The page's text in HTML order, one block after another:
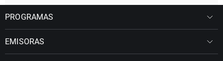
PROGRAMAS
EMISORAS